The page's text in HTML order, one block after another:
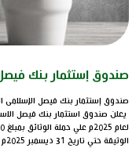
صندوق إستثمار بنك فيصل
صندوق إستثمار بنك فيصل الإسلامى
يعلن صندوق استثمار بنك فيصل